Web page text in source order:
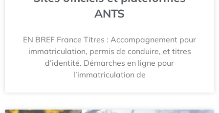
ANTS
EN BREF France Titres : Accompagnement pour
immatriculation, permis de conduire, et titres
d’identité. Démarches en ligne pour
l’immatriculation de